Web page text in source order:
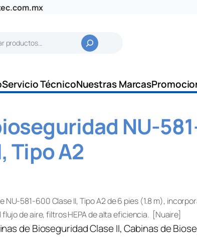
Servicio TécnicoNuestras Marcas
NU-
Tipo A2
NU-581-600 Clase II, Tipo A2 de 6 pies (1.8 m),
de aire, filtros HEPA de alta eficiencia. [Nuaire]
de Bioseguridad Clase II, Cabinas de